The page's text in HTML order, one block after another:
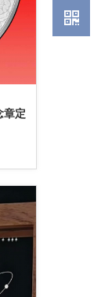
章定